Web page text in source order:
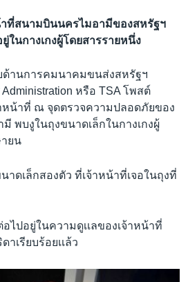
าที่สนามบินนครไมอามีของสหรัฐฯ
นกางเกงผู้โดยสารรายหนึ่ง
านการคมนาคมขนส่งสหรัฐฯ
Administration หรือ TSA โพสต์
หน้าที่ ณ จุดตรวจความปลอดภัยของ
พบงูในถุงขนาดเล็กในกางเกงผู้
ายน
ดเล็กสองตัว ที่เจ้าหน้าที่เจอในถุงที่
ไปอยู่ในความดูเเลของเจ้าหน้าที่
เรียบร้อยเเล้ว